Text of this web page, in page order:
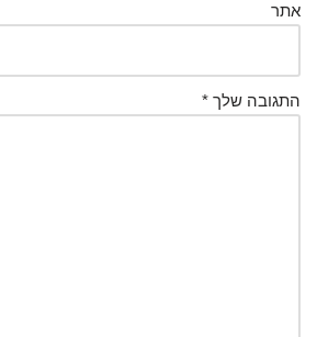
אתר
התגובה שלך *